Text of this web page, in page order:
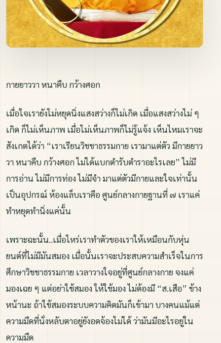
กายยาววา หนาคืบ กว้างศอก
เมื่อใจเรายังไม่หยุดนิ่งแสงสว่างก็ไม่เกิด เมื่อแสงสว่างไม่ ๆ
เกิด ก็ไม่เห็นภาพ เมื่อไม่เห็นภาพก็ไม่รู้แจ้ง เห็นไหมเราจะ
สังเกตได้ว่า “เราเรียนวิชชาธรรมกาย เรามาแต่ตัว มีกายยาว
วา หนาคืบ กว้างศอก ไม่ได้แบกตำรับตำราอะไรเลย” ไม่มี
การอ่าน ไม่มีการท่อง ไม่มีจำ มาแต่ตัวมีกายและใจเท่านั้น
เป็นอุปกรณ์ ห้องแล็บเราคือ ศูนย์กลางกายฐานที่ ๗ เราแค่
ทำหยุดทำนิ่งแค่นั้น
เพราะฉะนั้น..เมื่อไหร่เราทำตัวของเราให้เหมือนกับหุ่น
ยนต์ที่ไม่มีมันสมอง เมื่อนั้นเราจะประสบความสำเร็จในการ
ศึกษาวิชชาธรรมกาย เวลาวางใจอยู่ที่ศูนย์กลางกาย จงแค่
มองเฉย ๆ แต่อย่าใช้สมอง ให้ใช้มอง ไม่ต้องมี “ส.เสือ” ข้าง
หน้านะ ถ้าใช้สมองระบบความคิดมันก็เข้ามา บางคนแม้แต่
ความมืดที่นั่งหลับตาอยู่ยังอดจ้องไม่ได้ ว่ามันมีอะไรอยู่ใน
ความมืด